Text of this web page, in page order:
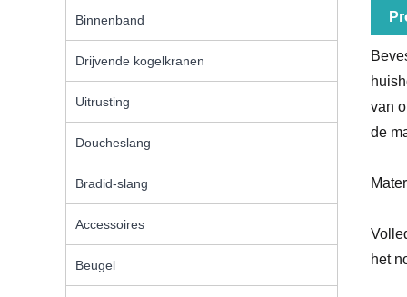
Binnenband
Drijvende kogelkranen
Uitrusting
Doucheslang
Bradid-slang
Accessoires
Beugel
van
de
het